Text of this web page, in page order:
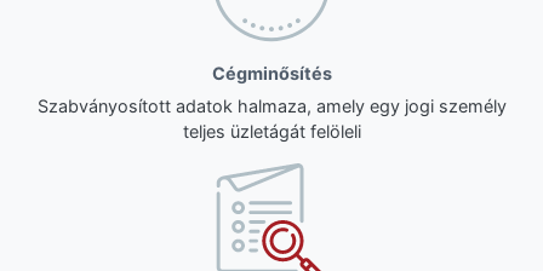
Cégminősítés
Szabványosított adatok halmaza, amely egy jogi személy
teljes üzletágát felöleli